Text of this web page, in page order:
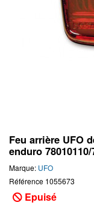
Feu arrière UFO
enduro
Marque: UFO
Référence 1055673
Epuisé